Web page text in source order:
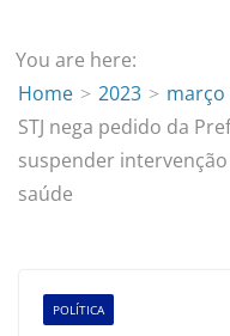
You are here:
Home
2023 março
STJ nega pedido da
suspender
saúde
POLÍTICA